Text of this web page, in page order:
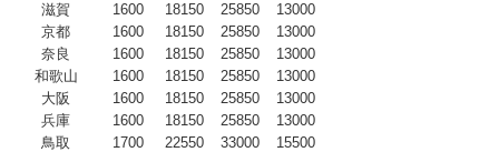
滋賀
1600 18150 25850
13000
京都
1600 18150 25850
13000
奈良
1600 18150 25850
13000
和歌山
1600 18150 25850
13000
大阪
1600 18150 25850
13000
兵庫
1600 18150 25850
13000
鳥取
1700 22550 33000
15500